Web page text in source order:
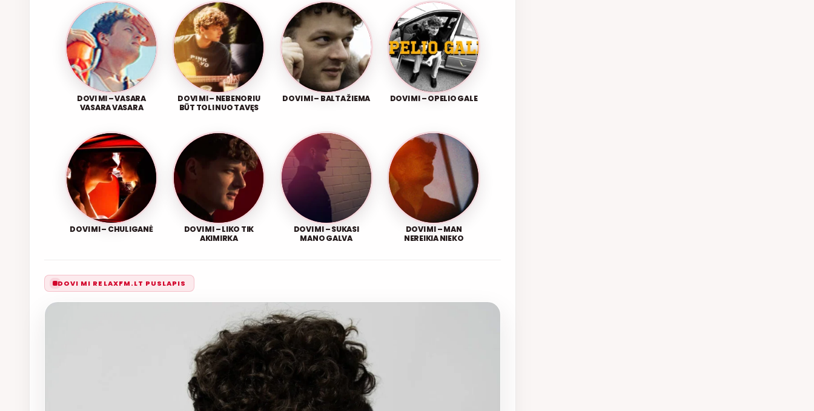
DOVI MI – VASARA
VASARA VASARA
DOVI MI – NEBENORIU
BŪT TOLI NUO TAVĘS
DOVI MI – BALTA ŽIEMA DOVI MI – OPELIO GALE
DOVI MI – CHULIGANĖ
DOVI MI – LIKO TIK
AKIMIRKA
DOVI MI – SUKASI
MANO GALVA
DOVI MI – MAN
NEREIKIA NIEKO
DOVI MI RELAXFM.LT PUSLAPIS